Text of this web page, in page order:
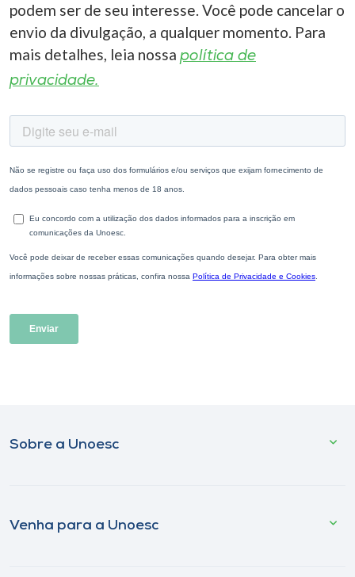
podem ser de seu interesse. Você pode cancelar o
envio da divulgação, a qualquer momento. Para
mais detalhes, leia nossa política de
privacidade.
Sobre a Unoesc
Venha para a Unoesc